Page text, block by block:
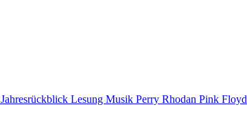
Jahresrückblick Lesung Musik Perry Rhodan Pink Floyd